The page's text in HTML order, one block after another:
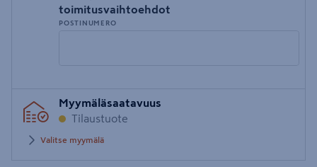
toimitusvaihtoehdot
POSTINUMERO
postinumero
Myymäläsaatavuus
Tilaustuote
Valitse myymälä